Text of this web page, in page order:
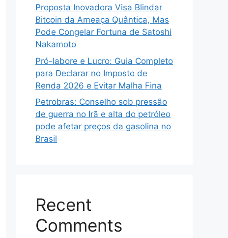
Proposta Inovadora Visa Blindar
Bitcoin da Ameaça Quântica, Mas
Pode Congelar Fortuna de Satoshi
Nakamoto
Pró-labore e Lucro: Guia Completo
para Declarar no Imposto de
Renda 2026 e Evitar Malha Fina
Petrobras: Conselho sob pressão
de guerra no Irã e alta do petróleo
pode afetar preços da gasolina no
Brasil
Recent
Comments